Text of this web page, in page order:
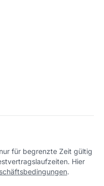
für begrenzte Zeit gültig
Hier
.